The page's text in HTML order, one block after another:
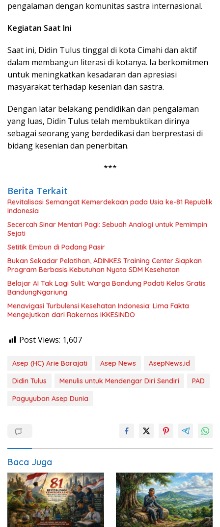
pengalaman dengan komunitas sastra internasional.
Kegiatan Saat Ini
Saat ini, Didin Tulus tinggal di kota Cimahi dan aktif
dalam membangun literasi di kotanya. Ia berkomitmen
untuk meningkatkan kesadaran dan apresiasi
masyarakat terhadap kesenian dan sastra.
Dengan latar belakang pendidikan dan pengalaman
yang luas, Didin Tulus telah membuktikan dirinya
sebagai seorang yang berdedikasi dan berprestasi di
bidang kesenian dan penerbitan.
***
Berita Terkait
Revitalisasi Semangat Kemerdekaan pada Usia ke-81 Republik
Indonesia
Secercah Sinar Mentari Pagi: Sebuah Analogi untuk Pemimpin
Sejati
Setitik Embun di Padang Pasir
Bukan Sekadar Pelatihan, ADINKES Training Center Siapkan
Program Berbasis Kebutuhan Nyata SDM Kesehatan
Belajar AI Tak Lagi Sulit: Warga Bandung Padati Kelas Gratis
BandungNgariung
Menavigasi Turbulensi Kesehatan Indonesia: Lima Fakta
Mengejutkan dari Rakernas IKKESINDO
Post Views: 1,607
Asep (HC) Arie Barajati Asep News
AsepNews.id
Didin Tulus
Menulis untuk Mendengar Diri Sendiri
PAD
Paguyuban Asep Dunia
Baca Juga